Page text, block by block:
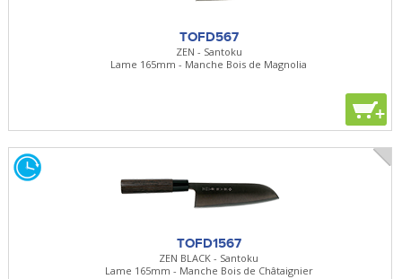
TOFD567
ZEN - Santoku
Lame 165mm - Manche Bois de Magnolia
+
TOFD1567
ZEN BLACK - Santoku
Lame 165mm - Manche Bois de Châtaignier